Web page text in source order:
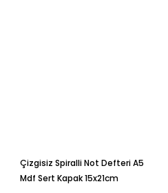
Çizgisiz Spiralli Not Defteri A5
Mdf Sert Kapak 15x21cm